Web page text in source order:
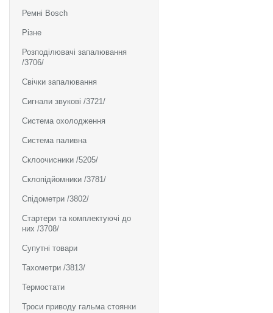
Ремні Bosch
Різне
Розподілювачі запалювання
/3706/
Свічки запалювання
Сигнали звукові /3721/
Система охолодження
Система паливна
Склоочисники /5205/
Склопідйомники /3781/
Спідометри /3802/
Стартери та комплектуючі до
них /3708/
Супутні товари
Тахометри /3813/
Термостати
Троси приводу гальма стоянки